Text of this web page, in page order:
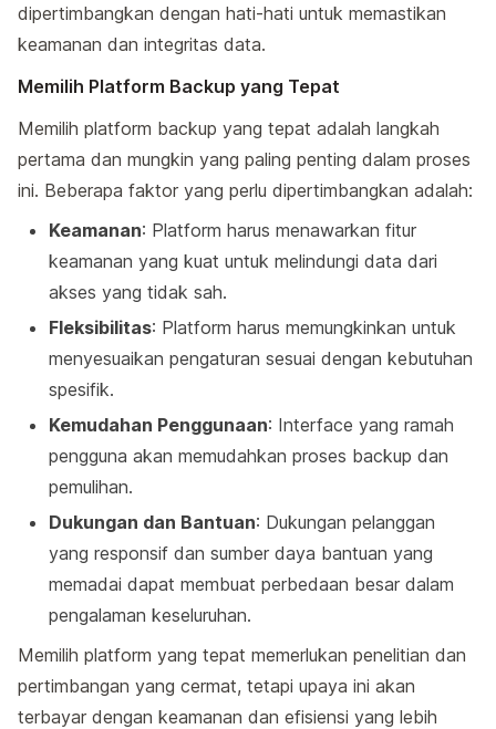
dipertimbangkan dengan hati-hati untuk memastikan
keamanan dan integritas data.
Memilih Platform Backup yang Tepat
Memilih platform backup yang tepat adalah langkah
pertama dan mungkin yang paling penting dalam proses
ini. Beberapa faktor yang perlu dipertimbangkan adalah:
Keamanan: Platform harus menawarkan fitur
keamanan yang kuat untuk melindungi data dari
akses yang tidak sah.
Fleksibilitas: Platform harus memungkinkan untuk
menyesuaikan pengaturan sesuai dengan kebutuhan
spesifik.
Kemudahan Penggunaan: Interface yang ramah
pengguna akan memudahkan proses backup dan
pemulihan.
Dukungan dan Bantuan: Dukungan pelanggan
yang responsif dan sumber daya bantuan yang
memadai dapat membuat perbedaan besar dalam
pengalaman keseluruhan.
Memilih platform yang tepat memerlukan penelitian dan
pertimbangan yang cermat, tetapi upaya ini akan
terbayar dengan keamanan dan efisiensi yang lebih